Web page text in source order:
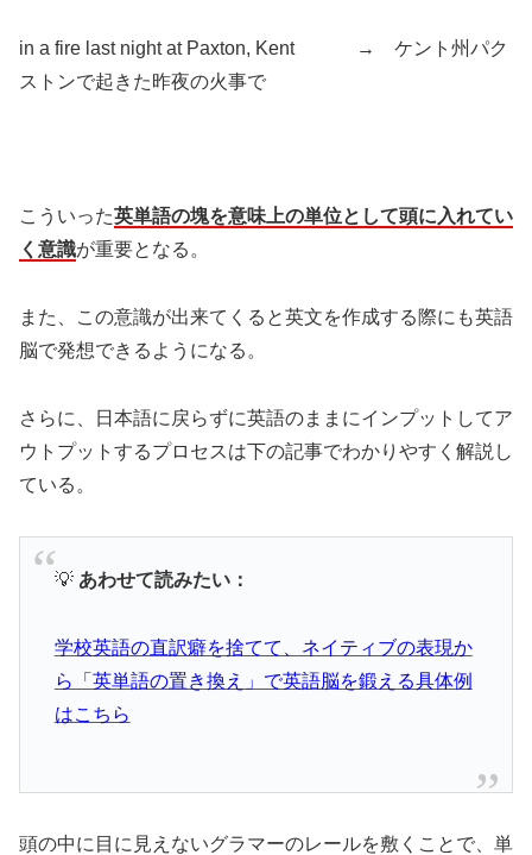
in a fire last night at Paxton, Kent → ケント州パク
ストンで起きた昨夜の火事で
こういった英単語の塊を意味上の単位として頭に入れてい
く意識が重要となる。
また、この意識が出来てくると英文を作成する際にも英語
脳で発想できるようになる。
さらに、日本語に戻らずに英語のままにインプットしてア
ウトプットするプロセスは下の記事でわかりやすく解説し
ている。
​💡 あわせて読みたい：
学校英語の直訳癖を捨てて、ネイティブの表現か
ら「英単語の置き換え」で英語脳を鍛える具体例
はこちら
​頭の中に目に見えないグラマーのレールを敷くことで、単